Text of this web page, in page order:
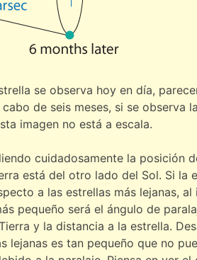
se observa hoy en día,
de seis meses, si se observa
imagen no está a escala.
cuidadosamente la posición
está del otro lado del Sol. Si la
a las estrellas más lejanas,
pequeño será el ángulo de
y la distancia a la estrella.
lejanas es tan pequeño que no